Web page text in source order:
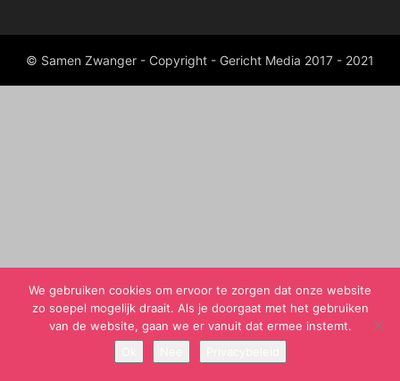
© Samen Zwanger - Copyright - Gericht Media 2017 - 2021
We gebruiken cookies om ervoor te zorgen dat onze website
zo soepel mogelijk draait. Als je doorgaat met het gebruiken
van de website, gaan we er vanuit dat ermee instemt.